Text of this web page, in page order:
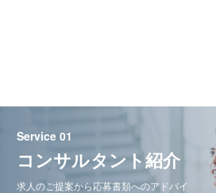
Service 01
コンサルタント紹介
求人のご提案から応募書類へのアドバイ